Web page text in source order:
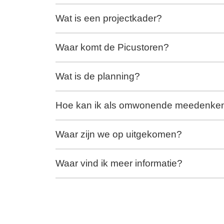
Wat is een projectkader?
Waar komt de Picustoren?
Wat is de planning?
Hoe kan ik als omwonende
Waar zijn we op uitgekomen?
Waar vind ik meer informatie?